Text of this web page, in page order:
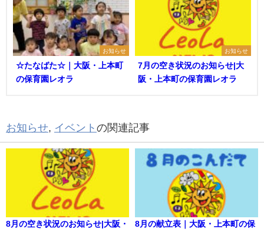
お知らせ
☆たなばた☆｜大阪・上本町
の保育園レオラ
お知らせ
7月の空き状況のお知らせ|大
阪・上本町の保育園レオラ
お知らせ イベント の関連記事
8月の空き状況のお知らせ|大阪・
8月の献立表｜大阪・上本町の保